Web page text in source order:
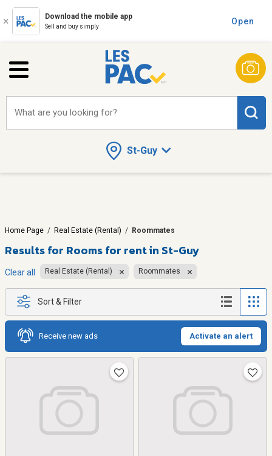
Download the mobile app
Sell and buy simply
Open
St-Guy
What are you looking for?
Home Page / Real Estate (Rental) / Roommates
Results for Rooms for rent in St-Guy
Clear all Real Estate (Rental) Roommates
Sort & Filter
Receive new ads Activate an alert